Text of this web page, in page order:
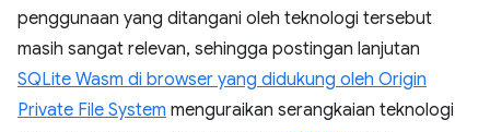
penggunaan yang ditangani oleh teknologi tersebut
masih sangat relevan, sehingga postingan lanjutan
SQLite Wasm di browser yang didukung oleh Origin
Private File System menguraikan serangkaian teknologi